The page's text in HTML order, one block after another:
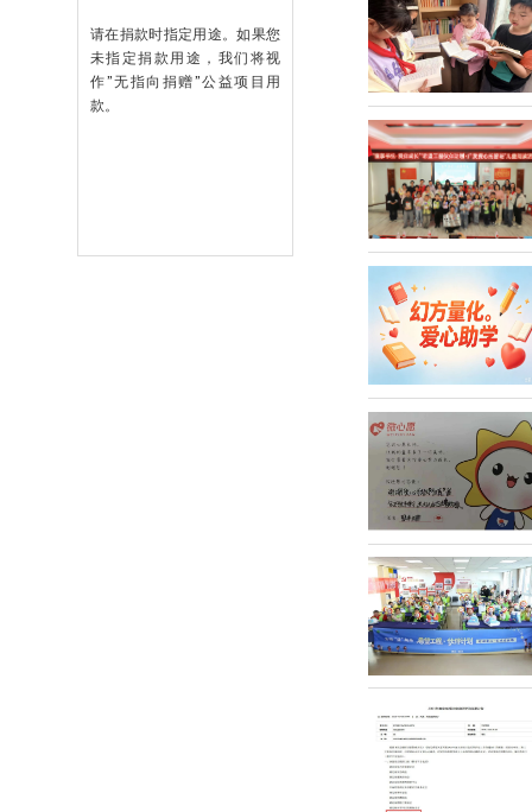
请在捐款时指定用途。如果您
未指定捐款用途，我们将视
作”无指向捐赠”公益项目用
款。